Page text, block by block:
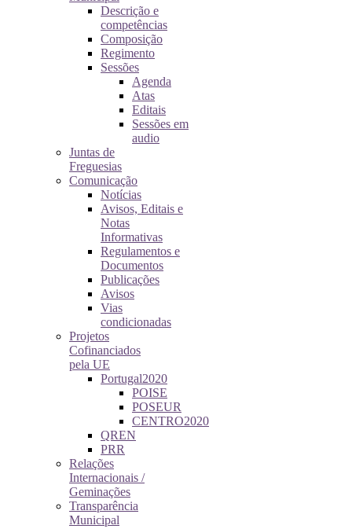
Descrição e
competências
Composição
Regimento
Sessões
Agenda
Atas
Editais
Sessões em
audio
Juntas de
Freguesias
Comunicação
Notícias
Avisos, Editais e
Notas
Informativas
Regulamentos e
Documentos
Publicações
Avisos
Vias
condicionadas
Projetos
Cofinanciados
pela UE
Portugal2020
POISE
POSEUR
CENTRO2020
QREN
PRR
Relações
Internacionais /
Geminações
Transparência
Municipal